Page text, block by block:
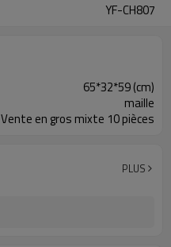
YF-CH807
65*32*59 (cm)
maille
Vente en gros mixte 10 pièces
PLUS